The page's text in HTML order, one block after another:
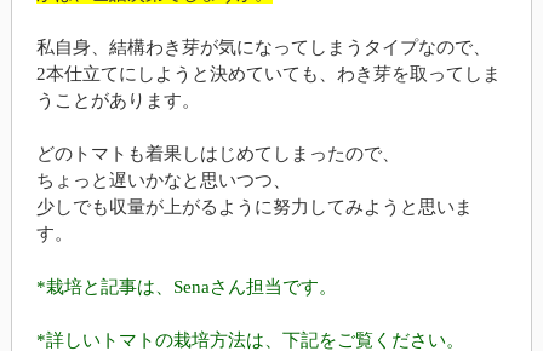
私自身、結構わき芽が気になってしまうタイプなので、
2本仕立てにしようと決めていても、わき芽を取ってしま
うことがあります。
どのトマトも着果しはじめてしまったので、
ちょっと遅いかなと思いつつ、
少しでも収量が上がるように努力してみようと思いま
す。
*栽培と記事は、Senaさん担当です。
*詳しいトマトの栽培方法は、下記をご覧ください。